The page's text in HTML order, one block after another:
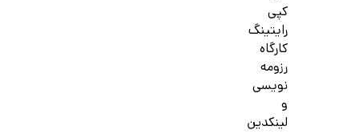
کپی
رایتینگ
کارگاه
رزومه
نویسی
و
لینکدین